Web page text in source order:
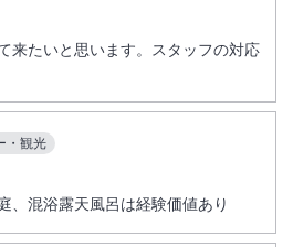
来たいと思います。スタッフの対応
・観光
、混浴露天風呂は経験価値あり